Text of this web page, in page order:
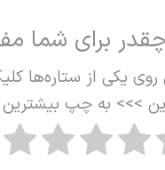
برای شما
روی یکی از ستاره‌ها
>>> به چپ بیشترین